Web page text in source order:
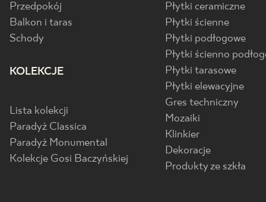
Przedpokój
Balkon i taras
Schody
KOLEKCJE
Lista kolekcji
Paradyż Classica
Paradyż Monumental
Kolekcje Gosi Baczyńskiej
Płytki ceramiczne
Płytki ścienne
Płytki podłogowe
Płytki ścienno
Płytki tarasowe
Płytki elewacyjne
Gres techniczny
Mozaiki
Klinkier
Dekoracje
Produkty ze szkła